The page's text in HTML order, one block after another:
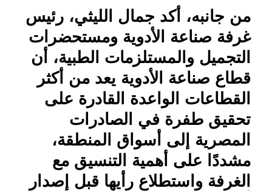
من جانبه، أكد جمال الليثي، رئيس
غرفة صناعة الأدوية ومستحضرات
التجميل والمستلزمات الطبية، أن
قطاع صناعة الأدوية يعد من أكثر
القطاعات الواعدة القادرة على
تحقيق طفرة في الصادرات
المصرية إلى أسواق المنطقة،
مشددًا على أهمية التنسيق مع
الغرفة واستطلاع رأيها قبل إصدار